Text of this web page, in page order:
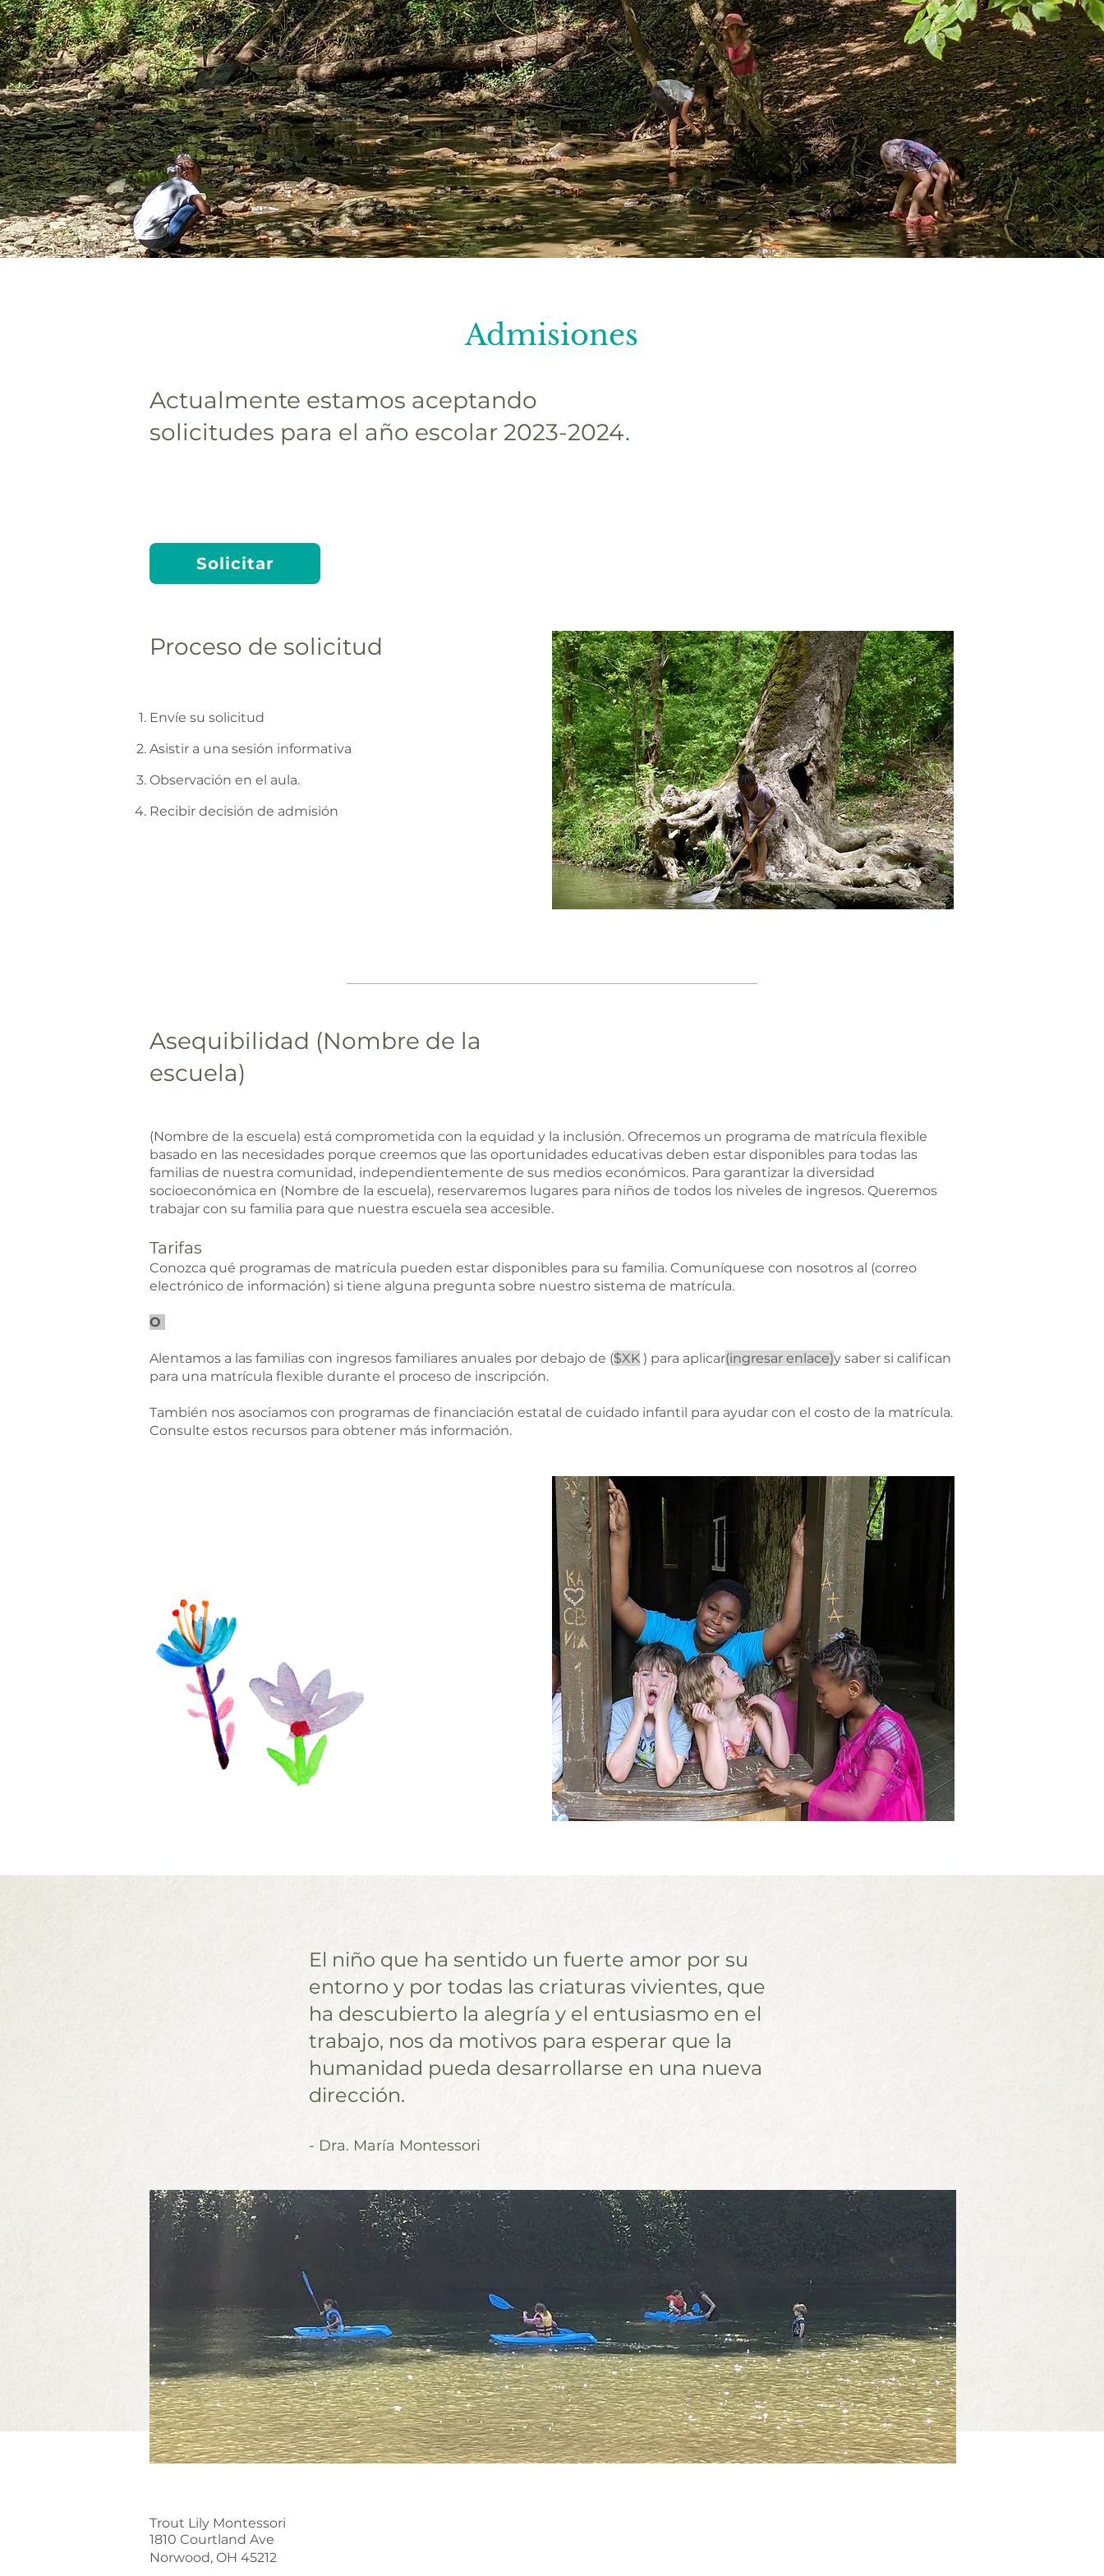
Admisiones
Actualmente estamos aceptando
solicitudes para el año escolar 2023-2024.
Solicitar
Proceso de solicitud
Envíe su solicitud
Asistir a una sesión informativa
Observación en el aula.
Recibir decisión de admisión
Asequibilidad (Nombre de la
escuela)
(Nombre de la escuela) está comprometida con la equidad y la inclusión. Ofrecemos un programa de matrícula flexible
basado en las necesidades porque creemos que las oportunidades educativas deben estar disponibles para todas las
familias de nuestra comunidad, independientemente de sus medios económicos. Para garantizar la diversidad
socioeconómica en (Nombre de la escuela), reservaremos lugares para niños de todos los niveles de ingresos. Queremos
trabajar con su familia para que nuestra escuela sea accesible.
Tarifas
Conozca qué programas de matrícula pueden estar disponibles para su familia. Comuníquese con nosotros al (correo
electrónico de información) si tiene alguna pregunta sobre nuestro sistema de matrícula.
O
Alentamos a las familias con ingresos familiares anuales por debajo de ($XK ) para aplicar(ingresar enlace)y saber si califican
para una matrícula flexible durante el proceso de inscripción.
También nos asociamos con programas de financiación estatal de cuidado infantil para ayudar con el costo de la matrícula.
Consulte estos recursos para obtener más información.
El niño que ha sentido un fuerte amor por su
entorno y por todas las criaturas vivientes, que
ha descubierto la alegría y el entusiasmo en el
trabajo, nos da motivos para esperar que la
humanidad pueda desarrollarse en una nueva
dirección.
- Dra. María Montessori
Trout Lily Montessori
1810 Courtland Ave
Norwood, OH 45212